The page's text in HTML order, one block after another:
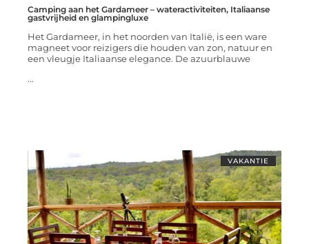
Camping aan het Gardameer – wateractiviteiten, Italiaanse
gastvrijheid en glampingluxe
Het Gardameer, in het noorden van Italië, is een ware
magneet voor reizigers die houden van zon, natuur en
een vleugje Italiaanse elegance. De azuurblauwe
...
VAKANTIE